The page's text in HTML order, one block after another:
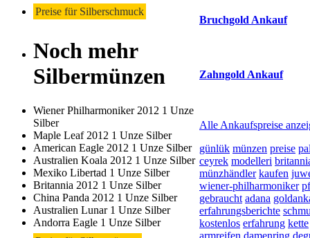
Preise für Silberschmuck
Noch mehr
Silbermünzen
Wiener Philharmoniker 2012 1 Unze
Silber
Maple Leaf 2012 1 Unze Silber
American Eagle 2012 1 Unze Silber
Australien Koala 2012 1 Unze Silber
Mexiko Libertad 1 Unze Silber
Britannia 2012 1 Unze Silber
China Panda 2012 1 Unze Silber
Australien Lunar 1 Unze Silber
Andorra Eagle 1 Unze Silber
Bruchgold Ankauf
Zahngold Ankauf
Alle Ankaufspreise
günlük münzen preise
ceyrek modelleri
münzhändler kaufen
wiener-philharmoniker
gebraucht adana
erfahrungsberichte
kostenlos erfahrung kette
armreifen damenring